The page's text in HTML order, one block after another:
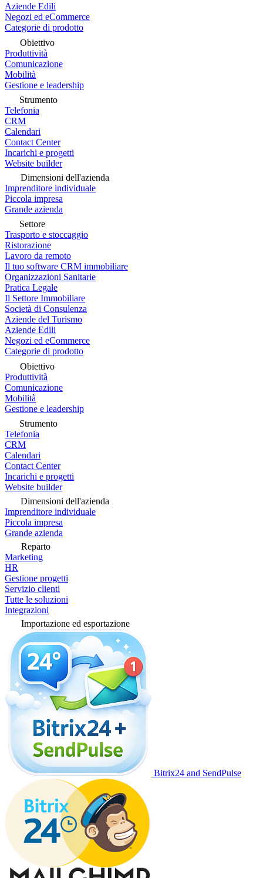
Aziende Edili
Negozi ed eCommerce
Categorie di prodotto
Obiettivo
Produttività
Comunicazione
Mobilità
Gestione e leadership
Strumento
Telefonia
CRM
Calendari
Contact Center
Incarichi e progetti
Website builder
Dimensioni dell'azienda
Imprenditore individuale
Piccola impresa
Grande azienda
Settore
Trasporto e stoccaggio
Ristorazione
Lavoro da remoto
Il tuo software CRM immobiliare
Organizzazioni Sanitarie
Pratica Legale
Il Settore Immobiliare
Società di Consulenza
Aziende del Turismo
Aziende Edili
Negozi ed eCommerce
Categorie di prodotto
Obiettivo
Produttività
Comunicazione
Mobilità
Gestione e leadership
Strumento
Telefonia
CRM
Calendari
Contact Center
Incarichi e progetti
Website builder
Dimensioni dell'azienda
Imprenditore individuale
Piccola impresa
Grande azienda
Reparto
Marketing
HR
Gestione progetti
Servizio clienti
Tutte le soluzioni
Integrazioni
Importazione ed esportazione
Bitrix24 and SendPulse